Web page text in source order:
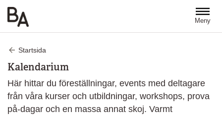
Meny
Startsida
Kalendarium
Här hittar du föreställningar, events med deltagare
från våra kurser och utbildningar, workshops, prova
på-dagar och en massa annat skoj. Varmt